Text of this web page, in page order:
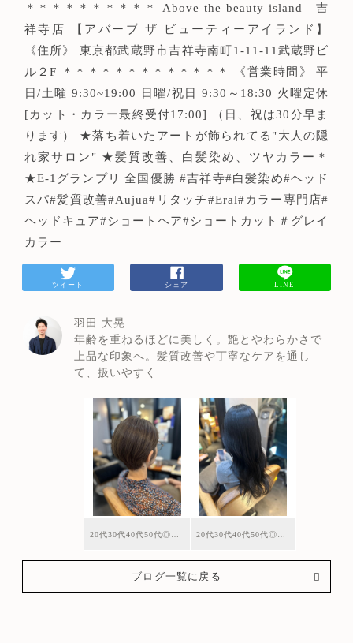
＊＊＊＊＊＊＊＊＊＊ Above the beauty island 吉
祥寺店 【アバーブ ザ ビューティーアイランド】
《住所》 東京都武蔵野市吉祥寺南町1-11-11武蔵野ビ
ル２F ＊＊＊＊＊＊＊＊＊＊＊＊＊ 《営業時間》 平
日/土曜 9:30~19:00 日曜/祝日 9:30～18:30 火曜定休
[カット・カラー最終受付17:00] （日、祝は30分早ま
ります） ★落ち着いたアートが飾られてる"大人の隠
れ家サロン" ★髪質改善、白髪染め、ツヤカラー＊
★E-1グランプリ 全国優勝 #吉祥寺#白髪染め#ヘッド
スパ#髪質改善#Aujua#リタッチ#Eral#カラー専門店#
ヘッドキュア#ショートヘア#ショートカット＃グレイ
カラー
ツイート シェア LINE
羽田 大晃
年齢を重ねるほどに美しく。艶とやわらかさで
上品な印象へ。髪質改善や丁寧なケアを通し
て、扱いやすく...
20代30代40代50代◎くびれショート/アイリスカラー 20代30代40代50代◎ブルーグレージュ/ロング
ブログ一覧に戻る